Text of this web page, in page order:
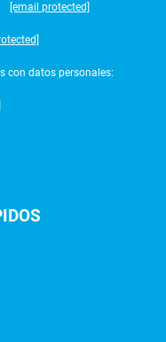
[email protected]
con datos personales: